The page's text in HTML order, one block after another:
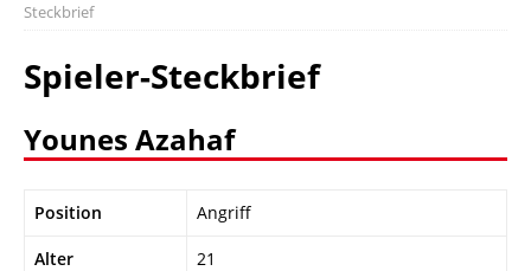
Steckbrief
Spieler-Steckbrief
Younes Azahaf
Position Angriff
Alter 21